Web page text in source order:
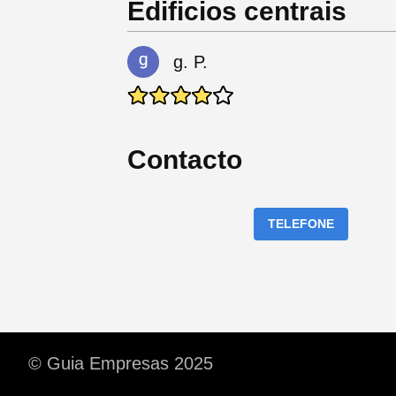
Edificios centrais
g. P.
Contacto
TELEFONE
© Guia Empresas 2025